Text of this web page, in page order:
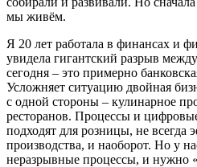
мы живём.
Я 20 лет работала в финансах и
увидела гигантский разрыв
сегодня – это примерно
Усложняет ситуацию двойная
с одной стороны – кулинарное
ресторанов. Процессы и
подходят для розницы, не всегда
производства, и наоборот. Но у
неразрывные процессы, и нужно